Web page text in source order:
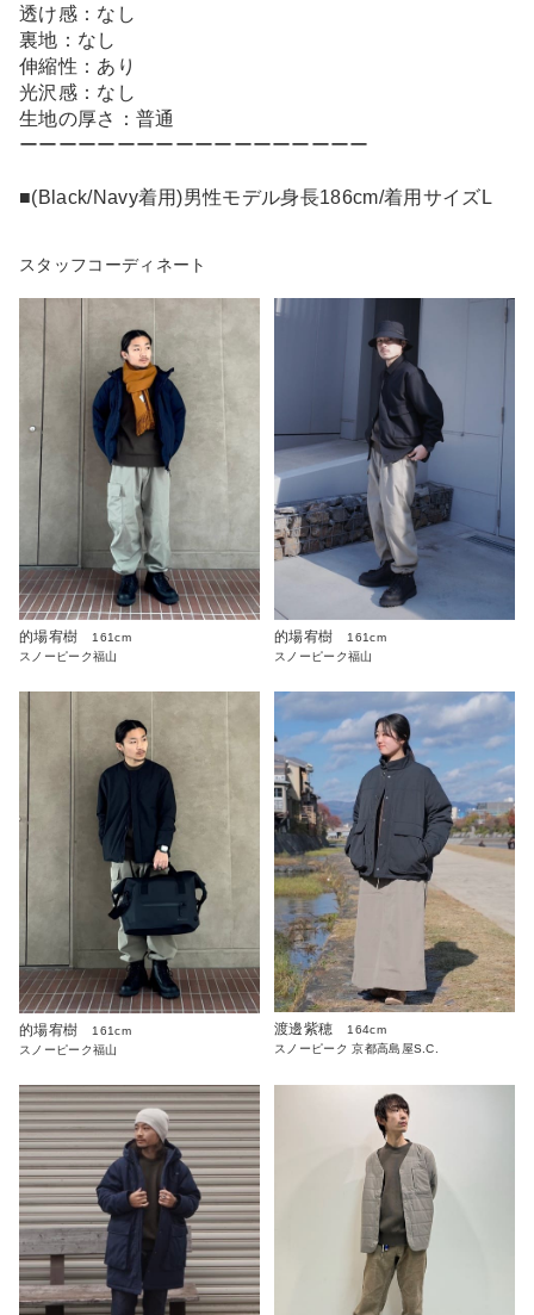
透け感：なし
裏地：なし
伸縮性：あり
光沢感：なし
生地の厚さ：普通
ーーーーーーーーーーーーーーーーーー
■(Black/Navy着用)男性モデル身長186cm/着用サイズL
スタッフコーディネート
的場宥樹
161cm
スノーピーク福山
的場宥樹
161cm
スノーピーク福山
的場宥樹
161cm
スノーピーク福山
渡邊紫穂
164cm
スノーピーク 京都高島屋S.C.